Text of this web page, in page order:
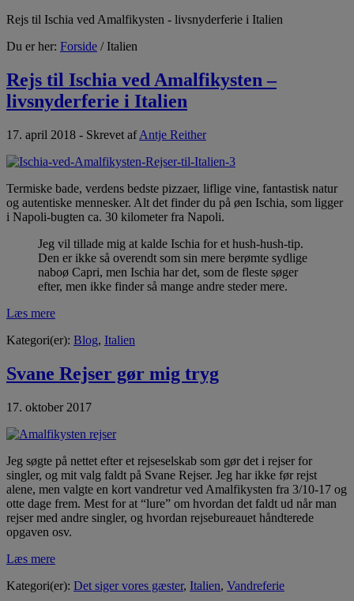
Rejs til Ischia ved Amalfikysten - livsnyderferie i Italien
Du er her: Forside / Italien
Rejs til Ischia ved Amalfikysten –
livsnyderferie i Italien
17. april 2018 - Skrevet afAntje Reither
Termiske bade, verdens bedste pizzaer, liflige vine, fantastisk natur
og autentiske mennesker. Alt det finder du på øen Ischia, som ligger
i Napoli-bugten ca. 30 kilometer fra Napoli.
Jeg vil tillade mig at kalde Ischia for et hush-hush-tip.
Den er ikke så overendt som sin mere berømte sydlige
naboø Capri, men Ischia har det, som de fleste søger
efter, men ikke finder så mange andre steder mere.
Læs mere
Kategori(er): Blog, Italien
Svane Rejser gør mig tryg
17. oktober 2017
Jeg søgte på nettet efter et rejseselskab som gør det i rejser for
singler, og mit valg faldt på Svane Rejser. Jeg har ikke før rejst
alene, men valgte en kort vandretur ved Amalfikysten fra 3/10-17 og
otte dage frem. Mest for at “lure” om hvordan det faldt ud når man
rejser med andre singler, og hvordan rejsebureauet håndterede
opgaven osv.
Læs mere
Kategori(er): Det siger vores gæster, Italien, Vandreferie